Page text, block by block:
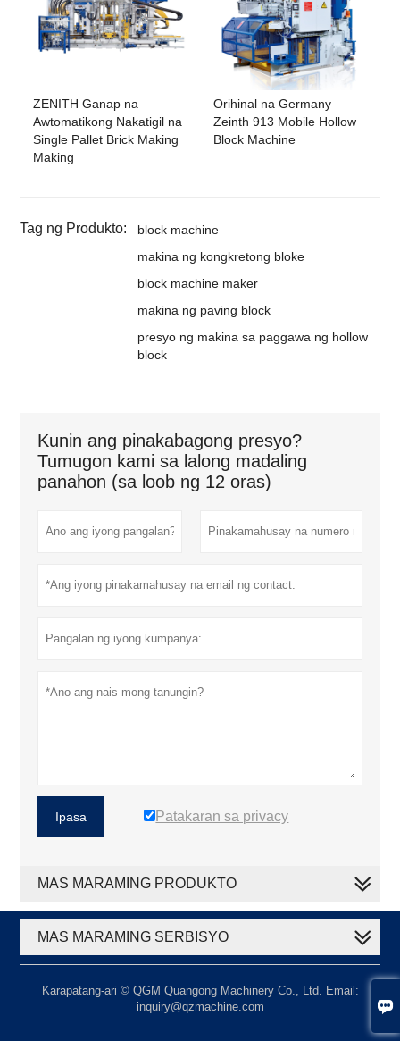

ZENITH Ganap na
Awtomatikong Nakatigil na
Single Pallet Brick Making
Making
Orihinal na Germany
Zeinth 913 Mobile Hollow
Block Machine
Tag ng Produkto:
block machine
makina ng kongkretong bloke
block machine maker
makina ng paving block
presyo ng makina sa paggawa ng hollow
block
Kunin ang pinakabagong presyo?
Tumugon kami sa lalong madaling
panahon (sa loob ng 12 oras)
Ipasa Patakaran sa privacy
MAS MARAMING PRODUKTO
MAS MARAMING SERBISYO
Karapatang-ari © QGM Quangong Machinery Co., Ltd. Email:
inquiry@qzmachine.com